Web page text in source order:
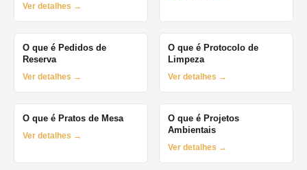
Ver detalhes →
O que é Pedidos de
Reserva
Ver detalhes →
O que é Protocolo de
Limpeza
Ver detalhes →
O que é Pratos de Mesa
Ver detalhes →
O que é Projetos
Ambientais
Ver detalhes →